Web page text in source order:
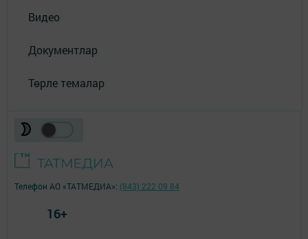
Видео
Документлар
Төрле темалар
Телефон АО «ТАТМЕДИА»: (843) 222 09 84
16+